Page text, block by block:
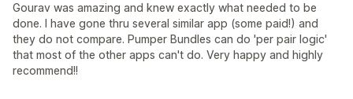
Gourav was amazing and knew exactly what needed to be
done. I have gone thru several similar app (some paid!) and
they do not compare. Pumper Bundles can do 'per pair logic'
that most of the other apps can't do. Very happy and highly
recommend!!